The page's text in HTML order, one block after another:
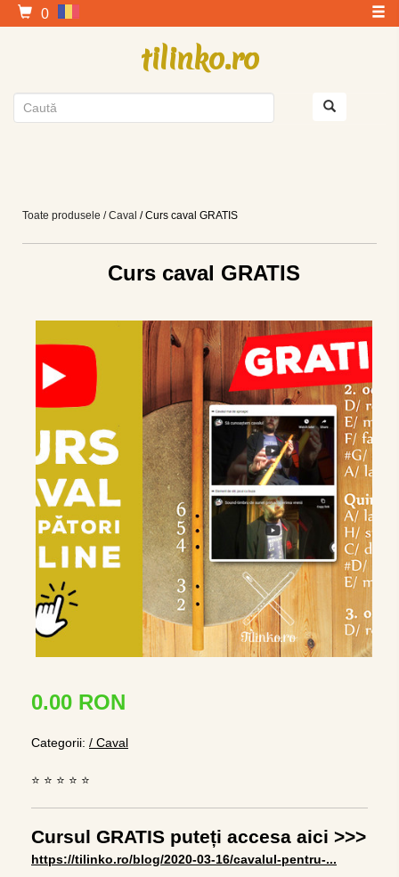
0
tilinko.ro
Toate produsele / Caval / Curs caval GRATIS
Curs caval GRATIS
0.00 RON
Categorii: / Caval
⭐ ⭐ ⭐ ⭐ ⭐
Cursul GRATIS puteți accesa aici >>>
https://tilinko.ro/blog/2020-03-16/cavalul-pentru-...